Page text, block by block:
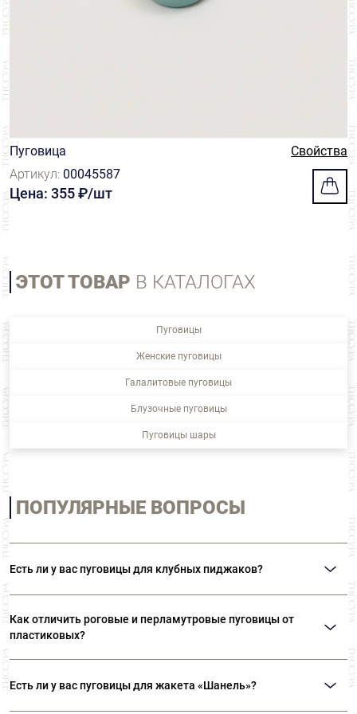
Пуговица
Свойства
Артикул: 00045587
Цена: 355 ₽/шт
ЭТОТ ТОВАР В КАТАЛОГАХ
Пуговицы
Женские пуговицы
Галалитовые пуговицы
Блузочные пуговицы
Пуговицы шары
ПОПУЛЯРНЫЕ ВОПРОСЫ
Есть ли у вас пуговицы для клубных пиджаков?
изображением гербов и различной символикой. Также вы можете
приобрести пуговицы с эмалью.
Как отличить роговые и перламутровые пуговицы от
пластиковых?
рисунок. Пластиковые пуговицы «под рог» всегда идеально идентичны.
Натуральный перламутр, если его подержать в руке, останется холодным.
Есть ли у вас пуговицы для жакета «Шанель»?